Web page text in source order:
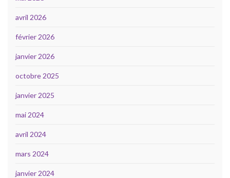
avril 2026
février 2026
janvier 2026
octobre 2025
janvier 2025
mai 2024
avril 2024
mars 2024
janvier 2024